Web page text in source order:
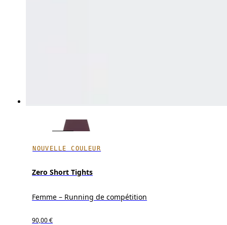
NOUVELLE COULEUR
Zero Short Tights
Femme – Running de compétition
90,00 €